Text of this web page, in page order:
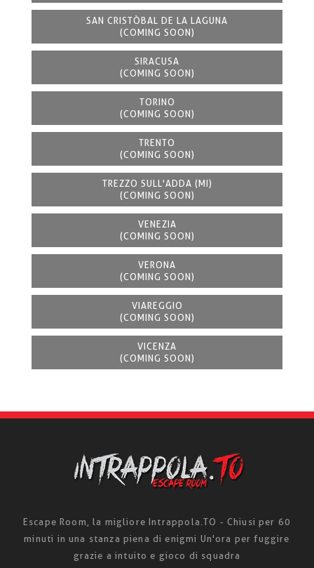
SAN CRISTÒBAL DE LA LAGUNA
(COMING SOON)
SIRACUSA
(COMING SOON)
TORINO
(COMING SOON)
TRENTO
(COMING SOON)
TREZZO SULL'ADDA (MI)
(COMING SOON)
VENEZIA
(COMING SOON)
VERONA
(COMING SOON)
VIAREGGIO
(COMING SOON)
VICENZA
(COMING SOON)
Escape Room, la migliore Intrappola.TO - Chiusi per 60
minuti in una stanza piena di enigmi Un'ora per fuggire
grazie a intuito e gioco di squadra